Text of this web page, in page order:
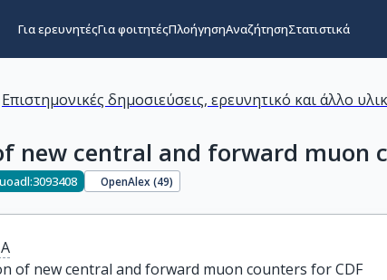
Για ερευνητέςΓια φοιτητέςΠλοήγησηΑναζήτησηΣτατιστικά
Επιστημονικές δημοσιεύσεις, ερευνητικό και άλλο
new central and forward muon
uoadl:3093408 OpenAlex (49)
of new central and forward muon counters for CDF